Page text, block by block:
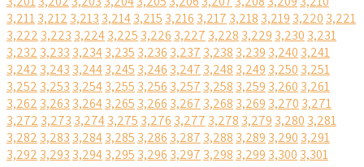
3,2113,212 3,213 3,2143,215 3,216 3,217 3,218 3,219 3,220 3,221
3,222 3,223 3,2243,225 3,226 3,227 3,228 3,229 3,230 3,231
3,232 3,233 3,2343,235 3,236 3,237 3,238 3,239 3,240 3,241
3,242 3,243 3,2443,245 3,246 3,247 3,248 3,249 3,250 3,251
3,252 3,253 3,2543,255 3,256 3,257 3,258 3,259 3,260 3,261
3,262 3,263 3,2643,265 3,266 3,267 3,268 3,269 3,270 3,271
3,272 3,273 3,2743,275 3,276 3,277 3,278 3,279 3,280 3,281
3,282 3,283 3,2843,285 3,286 3,287 3,288 3,289 3,290 3,291
3,292 3,293 3,2943,295 3,296 3,297 3,298 3,299 3,300 3,301